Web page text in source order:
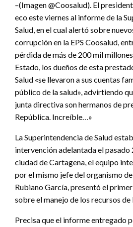
–(Imagen @Coosalud). El
eco este viernes al informe de la
Salud, en el cual alertó sobre
corrupción en la EPS Coosalud,
pérdida de más de 200 mil
Estado, los dueños de esta
Salud «se llevaron a sus cuentas
público de la salud», advirtiendo
junta directiva son hermanos de
República. Increíble…»
La Superintendencia de Salud
intervención adelantada el pasado
ciudad de Cartagena, el equipo
por el mismo jefe del organismo
Rubiano García, presentó el
sobre el manejo de los recursos de
Precisa que el informe entregado